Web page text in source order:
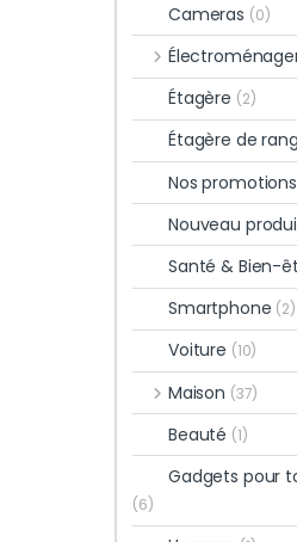
Cameras (0)
Étagère (2)
Étagère de
Nos promotions
Nouveau
Santé & Bien-
Smartphone (2)
Voiture (10)
Maison (37)
Beauté (1)
Gadgets pour
(6)